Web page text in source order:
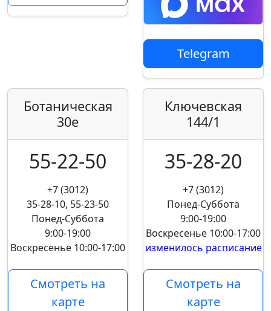
Telegram
Ботаническая
30е
55-22-50
+7 (3012)
35-28-10, 55-23-50
Понед-Суббота
9:00-19:00
Воскресенье 10:00-17:00
Смотреть на
карте
Ключевская
144/1
35-28-20
+7 (3012)
Понед-Суббота
9:00-19:00
Воскресенье 10:00-17:00
изменилось расписание
Смотреть на
карте